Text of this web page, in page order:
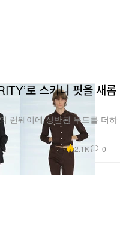
로 스키니 핏을 새롭
런웨이에 상반된 무드를 더하
2.1K 0